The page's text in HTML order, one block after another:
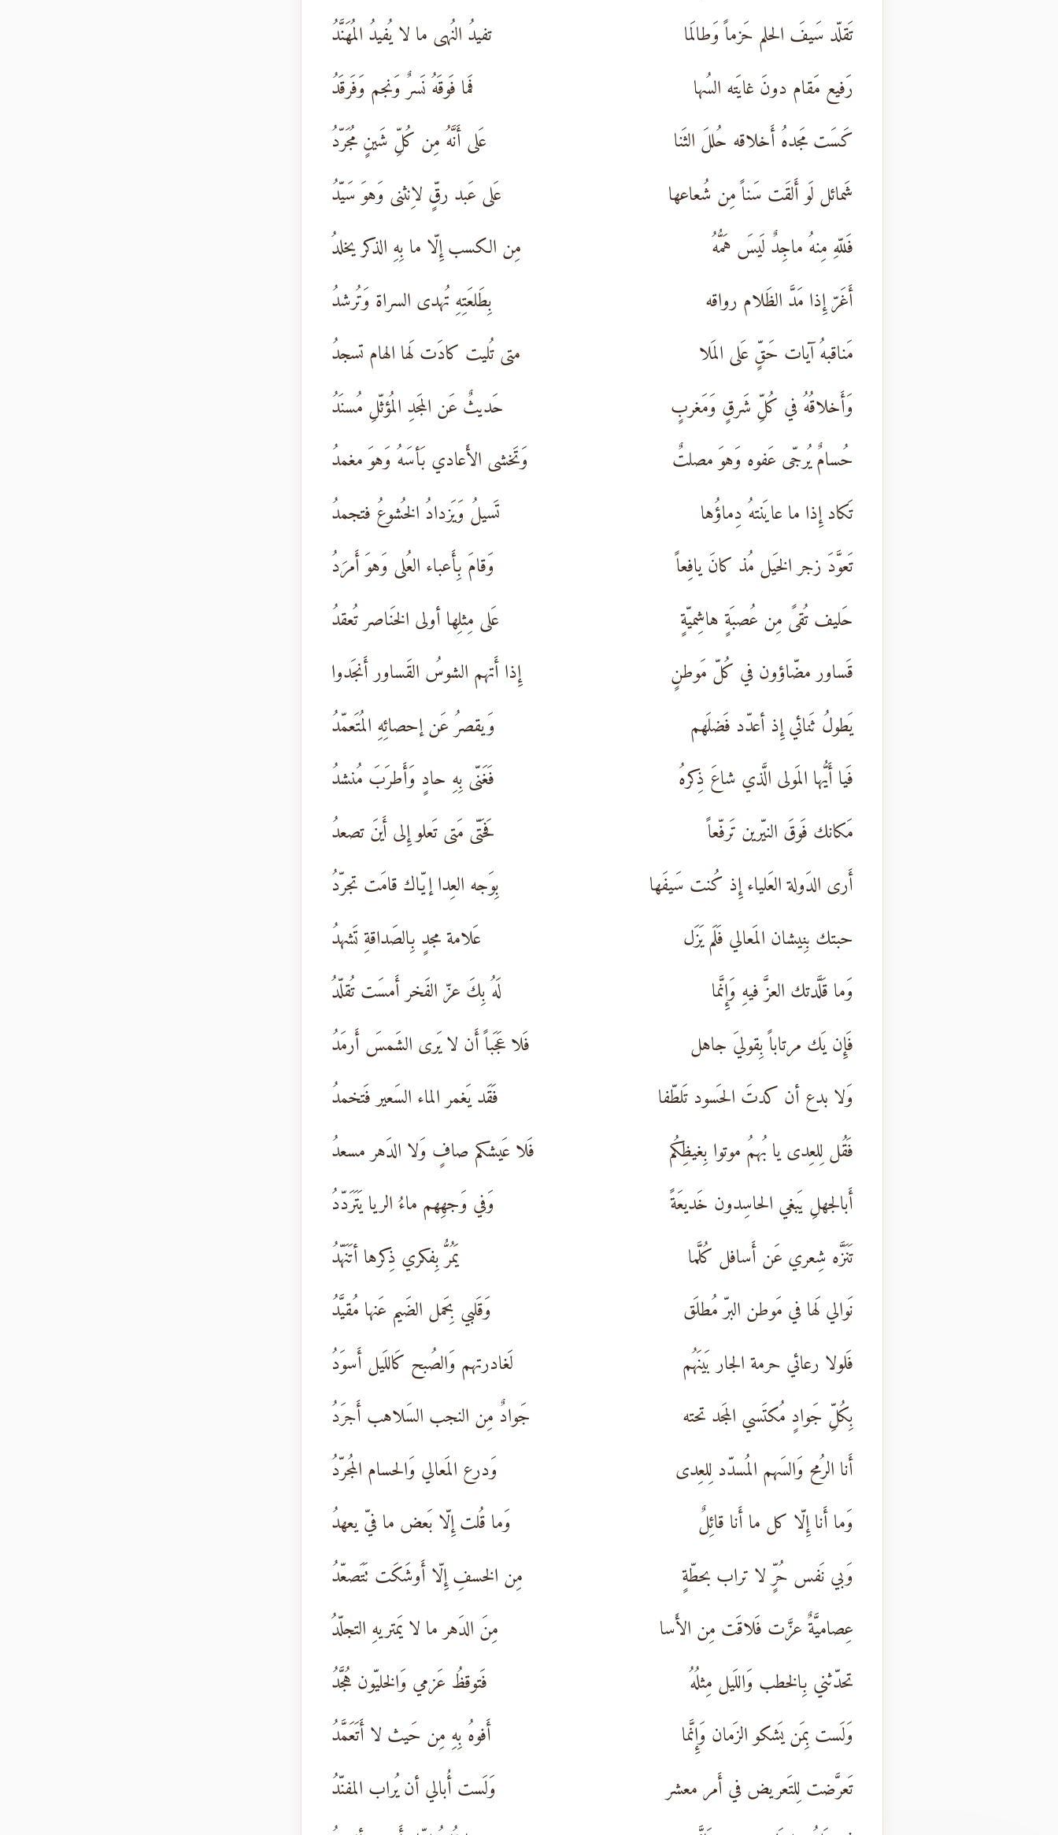
تَقلّد سَيفَ الحلم حَزماً وَطالَما
تفيدُ النُهى ما لا يُفيدُ المُهَنَّدُ
رَفيع مَقام دونَ غايَته السُها
فَما فَوقَهُ نَسرٌ وَنجم وَفَرقَدُ
كَسَت مَجدهُ أَخلاقه حُللَ الثَنا
عَلى أَنَّهُ مِن كُلِّ شَينٍ مُجَرّدُ
شَمائل لَو أَلقَت سَناً مِن شُعاعها
عَلى عَبد رقٍّ لاِنثنى وَهوَ سَيّدُ
فَللّهِ مِنهُ ماجِدٌ لَيسَ هَمُّهُ
مِن الكسب إِلّا ما بِهِ الذكر يخلدُ
أَغَرّ إِذا مَدَّ الظَلام رواقه
بِطَلعَتِهِ تُهدى السراة وَتُرشدُ
مَناقبهُ آيات حَقٍّ عَلى المَلا
متى تُليت كادَت لَها الهام تسجدُ
وَأَخلاقُهُ في كُلِّ شَرقٍ وَمَغربٍ
حَديثٌ عَن المَجدِ المُؤثّلِ مُسنَدُ
حُسامٌ يُرجّى عَفوه وَهوَ مصلتٌ
وَتَخشى الأَعادي بَأسَهُ وَهوَ مغمدُ
تَكاد إِذا ما عايَنتهُ دِماؤُها
تَسيلُ وَيَزدادُ الخُشوعُ فتجمدُ
تَعوَّدَ زجر الخَيل مُذ كانَ يافِعاً
وَقامَ بِأَعباء العُلى وَهوَ أَمرَدُ
حَليف تُقىً مِن عُصبَةٍ هاشِميّةٍ
عَلى مِثلِها أولى الخَناصر تُعقدُ
قَساور مضّاؤون في كُلّ مَوطنٍ
إِذا أَتهم الشوسُ القَساور أَنجَدوا
يَطولُ ثَنائي إِذ أعدّد فَضلَهم
وَيقصرُ عَن إحصائِهِ المُتَعمّدُ
فَيا أَيُّها المَولى الَّذي شاعَ ذِكرهُ
فَغَنّى بِهِ حادٍ وَأَطرَبَ مُنشدُ
مَكانك فَوقَ النيّرين تَرفّعاً
فَحَتّى مَتى تَعلو إِلى أَينَ تصعدُ
أَرى الدَولة العَلياء إِذ كُنت سَيفَها
بِوَجه العِدا إيّاك قامَت تجرّدُ
حبتك بِنيشان المَعالي فَلَم يَزَل
عَلامة مجدٍ بِالصَداقةِ تَشهدُ
وَما قَلَّدتك العزَّ فيهِ وَإِنَّما
لَهُ بِكَ عزّ الفَخر أَمسَت تُقلّدُ
فَإِن يَك مرتاباً بِقوليَ جاهل
فَلا عَجَباً أَن لا يَرى الشَمسَ أَرمَدُ
وَلا بدع أن كدتَ الحَسود تَلطّفا
فَقَد يَغمر الماء السَعير فَتخمدُ
فَقُل لِلعِدى يا بُهمُ موتوا بِغيظِكُم
فَلا عَيشكم صافٍ وَلا الدَهر مسعدُ
أَبالجهلِ يَبغي الحاسِدون خَديعَةً
وَفي وَجهِهم ماءُ الريا يَتَرَدّدُ
تَنَزَّه شِعري عَن أَسافل كُلَّما
يَمُرُّ بِفكري ذِكرها أتَنَهّدُ
نَوالي لَها في مَوطن البرّ مُطلَق
وَقَلبي بِحَمل الضَيم عَنها مُقيَّدُ
فَلولا رعائي حرمة الجار بَينَهُم
لَغادرتهم وَالصُبح كَاللَيل أَسوَدُ
بِكُلِّ جَوادٍ مُكتَسي المَجد تحته
جَوادٌ مِن النجب السَلاهب أَجرَدُ
أَنا الرُمح وَالسَهم المُسدّد لِلعِدى
وَدرع المَعالي وَالحسام المُجرّدُ
وَما أَنا إِلّا كل ما أَنا قائِلٌ
وَما قُلت إِلّا بَعض ما فيّ يعهدُ
وَبي نَفس حُرٍّ لا تراب بحطّةٍ
مِن الخسفِ إِلّا أَوشَكَت تَتَصعّدُ
عِصاميَّةٌ عزَّت فَلاقَت مِن الأَسا
مِنَ الدَهر ما لا يَمتريهِ التجلّدُ
تحدّثني بِالخطب وَاللَيل مِثلُهُ
فَتوقظُ عَزمي وَالخليّون هُجَّدُ
وَلَست بِمَن يَشكو الزَمان وَإِنَّما
أَفوهُ بِهِ مِن حَيث لا أَتَعَمَّدُ
تَعرَّضت لِلتَعريض في أَمر معشر
وَلَست أُبالي أن يُراب المفنّدُ